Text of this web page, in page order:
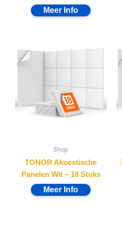
Shop
TONOR Akoestische
Panelen Wit – 18 Stuks